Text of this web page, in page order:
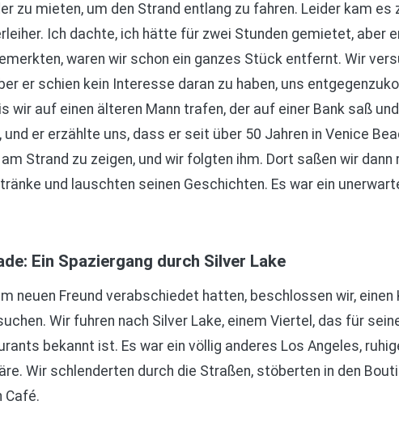
zu mieten, um den Strand entlang zu fahren. Leider kam es
Ich dachte, ich hätte für zwei Stunden gemietet, aber
waren wir schon ein ganzes Stück entfernt. Wir
er schien kein Interesse daran zu haben, uns
wir auf einen älteren Mann trafen, der auf einer Bank saß
er erzählte uns, dass er seit über 50 Jahren in Venice
Strand zu zeigen, und wir folgten ihm. Dort saßen wir dann
und lauschten seinen Geschichten. Es war ein
Ein Spaziergang durch Silver Lake
neuen Freund verabschiedet hatten, beschlossen wir,
Wir fuhren nach Silver Lake, einem Viertel, das für
bekannt ist. Es war ein völlig anderes Los Angeles,
Wir schlenderten durch die Straßen, stöberten in den
Café.